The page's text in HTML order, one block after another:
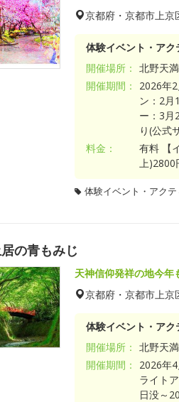
京都府・京都市上京
体験イベント・ア
開催場所： 北野天
開催期間：
2026年
ン：2
ー：3
り(公式
料金：
有料 【
上
体験イベント・アクテ
の青もみじ
天神信仰発祥の地今年
京都府・京都市上京
体験イベント・ア
開催場所： 北野天
開催期間：
2026年
ライト
日没～